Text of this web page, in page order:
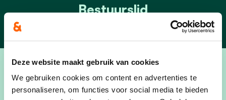
Deze website maakt gebruik van cookies
We gebruiken cookies om content en advertenties te
personaliseren, om functies voor social media te bieden
Bestuurslid